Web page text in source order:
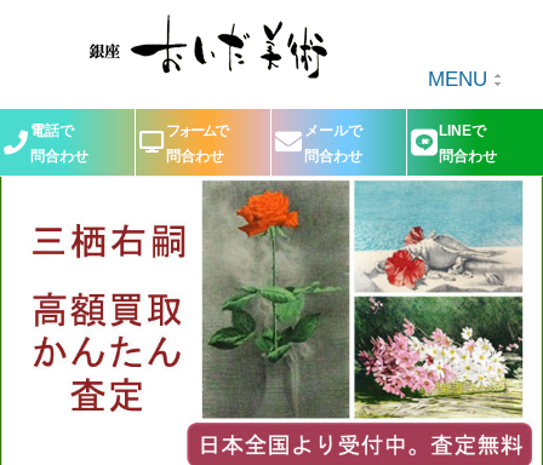
MENU
電話で
問合わせ
フォームで
問合わせ
メールで
問合わせ
LINEで
問合わせ